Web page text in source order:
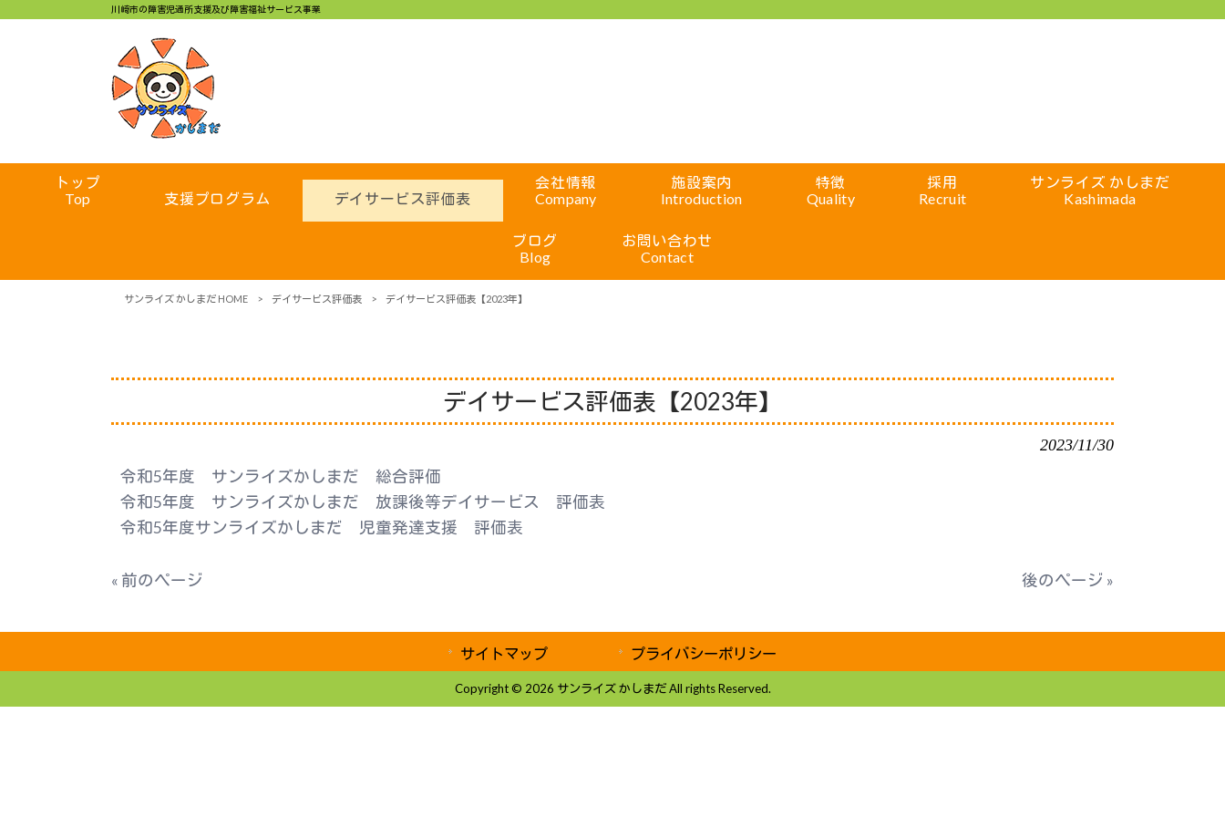
川崎市の障害児通所支援及び障害福祉サービス事業
トップ
Top
支援プログラム デイサービス評価表
会社情報
Company
施設案内
Introduction
特徴
Quality
採用
Recruit
サンライズ かしまだ
Kashimada
ブログ
Blog
お問い合わせ
Contact
サンライズ かしまだ HOME > デイサービス評価表 > デイサービス評価表【2023年】
デイサービス評価表【2023年】
2023/11/30
令和5年度 サンライズかしまだ 総合評価
令和5年度 サンライズかしまだ 放課後等デイサービス 評価表
令和5年度サンライズかしまだ 児童発達支援 評価表
« 前のページ 後のページ »
サイトマップ プライバシーポリシー
Copyright © 2026 サンライズ かしまだ All rights Reserved.